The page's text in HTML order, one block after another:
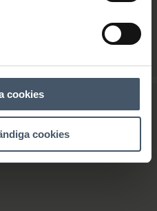
cookies
cookies
PLANLÖSAREN